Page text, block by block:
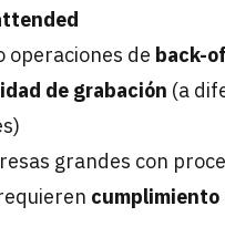
operaciones de back-
de grabación (a
grandes con